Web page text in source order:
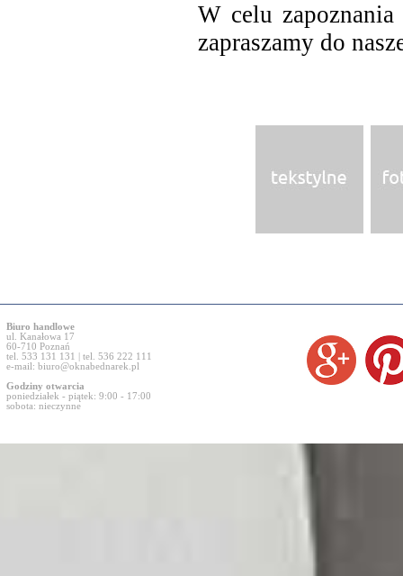
W celu
zapraszamy do
Biuro handlowe
ul. Kanałowa 17
60-710 Poznań
tel. 533 131 131 | tel. 536 222 111
e-mail: biuro@oknabednarek.pl
Godziny otwarcia
poniedziałek - piątek: 9:00 - 17:00
sobota: nieczynne